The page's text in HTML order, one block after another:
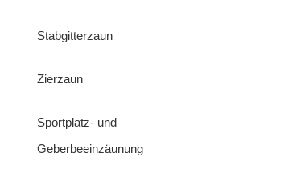
Stabgitterzaun
Zierzaun
Sportplatz- und
Geberbeeinzäunung